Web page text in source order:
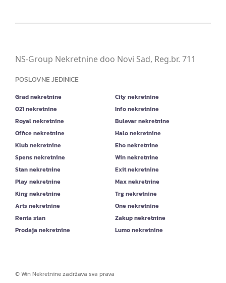
NS-Group Nekretnine doo Novi Sad, Reg.br. 711
POSLOVNE JEDINICE
Grad nekretnine
City nekretnine
021 nekretnine
Info nekretnine
Royal nekretnine
Bulevar nekretnine
Office nekretnine
Halo nekretnine
Klub nekretnine
Eho nekretnine
Spens nekretnine
Win nekretnine
Stan nekretnine
Exit nekretnine
Play nekretnine
Max nekretnine
King nekretnine
Trg nekretnine
Arts nekretnine
One nekretnine
Renta stan
Zakup nekretnine
Prodaja nekretnine
Lumo nekretnine
©Win Nekretninezadržava sva prava